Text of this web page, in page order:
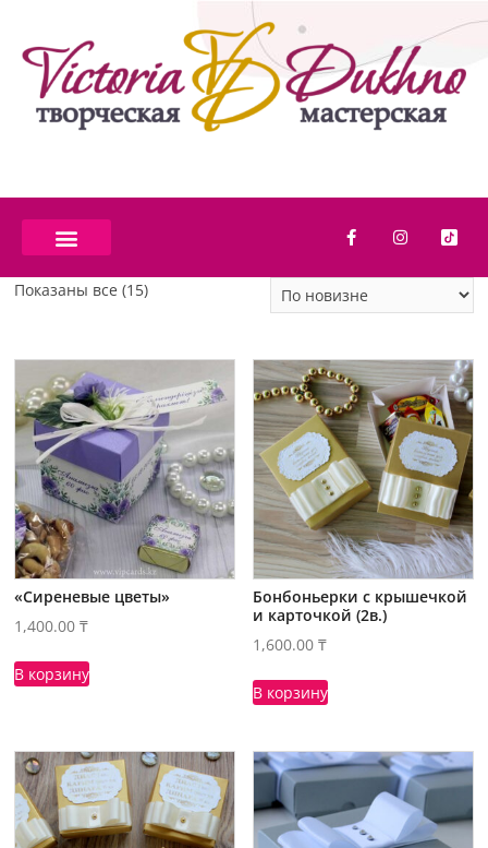
Показаны все (15)
«Сиреневые цветы»
1,400.00₸
В корзину
Бонбоньерки с крышечкой
и карточкой (2в.)
1,600.00₸
В корзину